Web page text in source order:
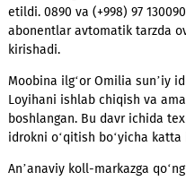
Moobina:
Moobina virtual operatori
abonentlarga ovozli
etildi. 0890 va (+998) 97
abonentlar avtomatik
kirishadi.
Moobina ilg‘or Omilia